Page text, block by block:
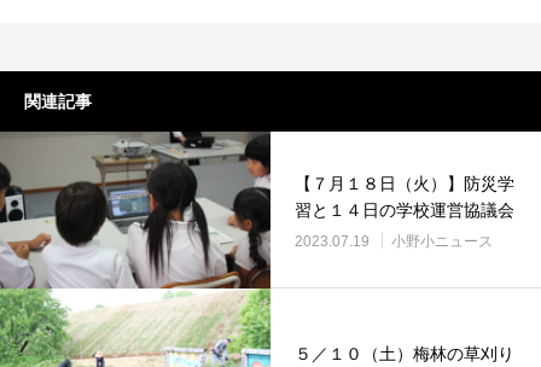
関連記事
【７月１８日（火）】防災学
習と１４日の学校運営協議会
2023.07.19 小野小ニュース
５／１０（土）梅林の草刈り